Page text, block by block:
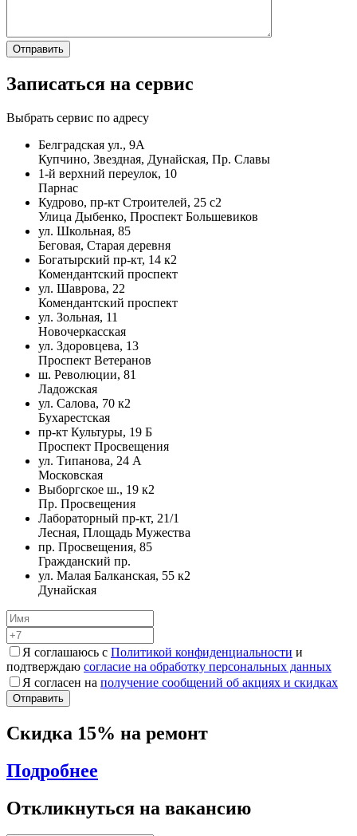
Записаться на сервис
Выбрать сервис по адресу
Белградская ул., 9А
Купчино, Звездная, Дунайская, Пр. Славы
1-й верхний переулок, 10
Парнас
Кудрово, пр-кт Строителей, 25 с2
Улица Дыбенко, Проспект Большевиков
ул. Школьная, 85
Беговая, Старая деревня
Богатырский пр-кт, 14 к2
Комендантский проспект
ул. Шаврова, 22
Комендантский проспект
ул. Зольная, 11
Новочеркасская
ул. Здоровцева, 13
Проспект Ветеранов
ш. Революции, 81
Ладожская
ул. Салова, 70 к2
Бухарестская
пр-кт Культуры, 19 Б
Проспект Просвещения
ул. Типанова, 24 А
Московская
Выборгское ш., 19 к2
Пр. Просвещения
Лабораторный пр-кт, 21/1
Лесная, Площадь Мужества
пр. Просвещения, 85
Гражданский пр.
ул. Малая Балканская, 55 к2
Дунайская
Я соглашаюсь с Политикой конфиденциальности и
подтверждаю согласие на обработку персональных данных
Я согласен на получение сообщений об акциях и скидках
Скидка 15% на ремонт
Подробнее
Откликнуться на вакансию